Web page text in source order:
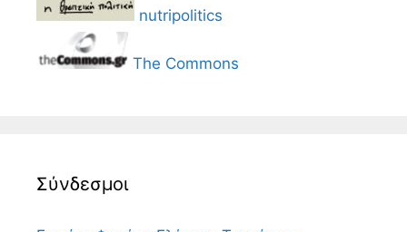
nutripolitics
The Commons
Σύνδεσμοι